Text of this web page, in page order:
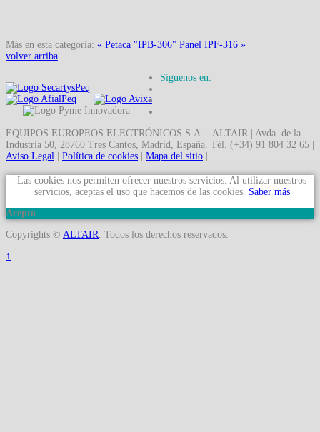
Más en esta categoría: « Petaca "IPB-306" Panel IPF-316 »
volver arriba
Síguenos en:
EQUIPOS EUROPEOS ELECTRÓNICOS S.A. - ALTAIR | Avda. de la
Industria 50, 28760 Tres Cantos, Madrid, España. Tél. (+34) 91 804 32 65 |
Aviso Legal
Política de cookies Mapa del sitio
Las cookies nos permiten ofrecer nuestros servicios. Al utilizar nuestros
servicios, aceptas el uso que hacemos de las cookies. Saber más
Acepto
Copyrights © ALTAIR . Todos los derechos reservados.
↑